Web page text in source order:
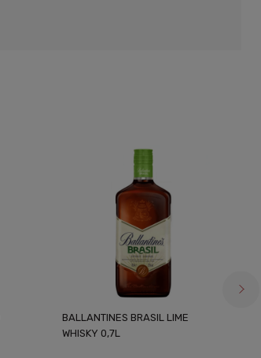
BALLANTINES BRASIL LIME
WHISKY 0,7L